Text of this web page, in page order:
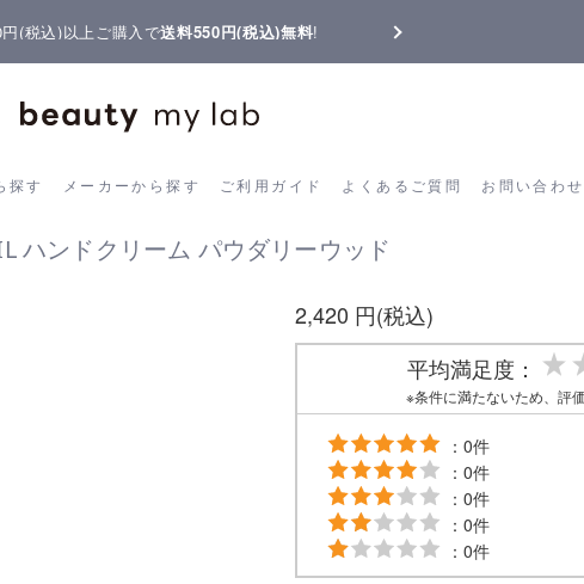
(税込)以上ご購入で送料550円(税込)無料!
探す メーカーから探す ご利用ガイド よくあるご質問 お問い合わせ
から探す メーカーから探す ご利用ガイド よくあるご質問
ハンドクリーム パウダリーウッド
2,420 円(税込)
平均満足度：
※条件に満たないため、評
：0件
：0件
：0件
：0件
：0件